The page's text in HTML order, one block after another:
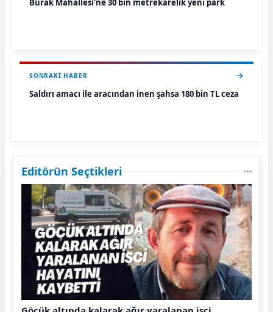
Burak Mahallesi’ne 30 bin metrekarelik yeni park
SONRAKI HABER
Saldırı amacı ile aracından inen şahsa 180 bin TL ceza
Editörün Seçtikleri